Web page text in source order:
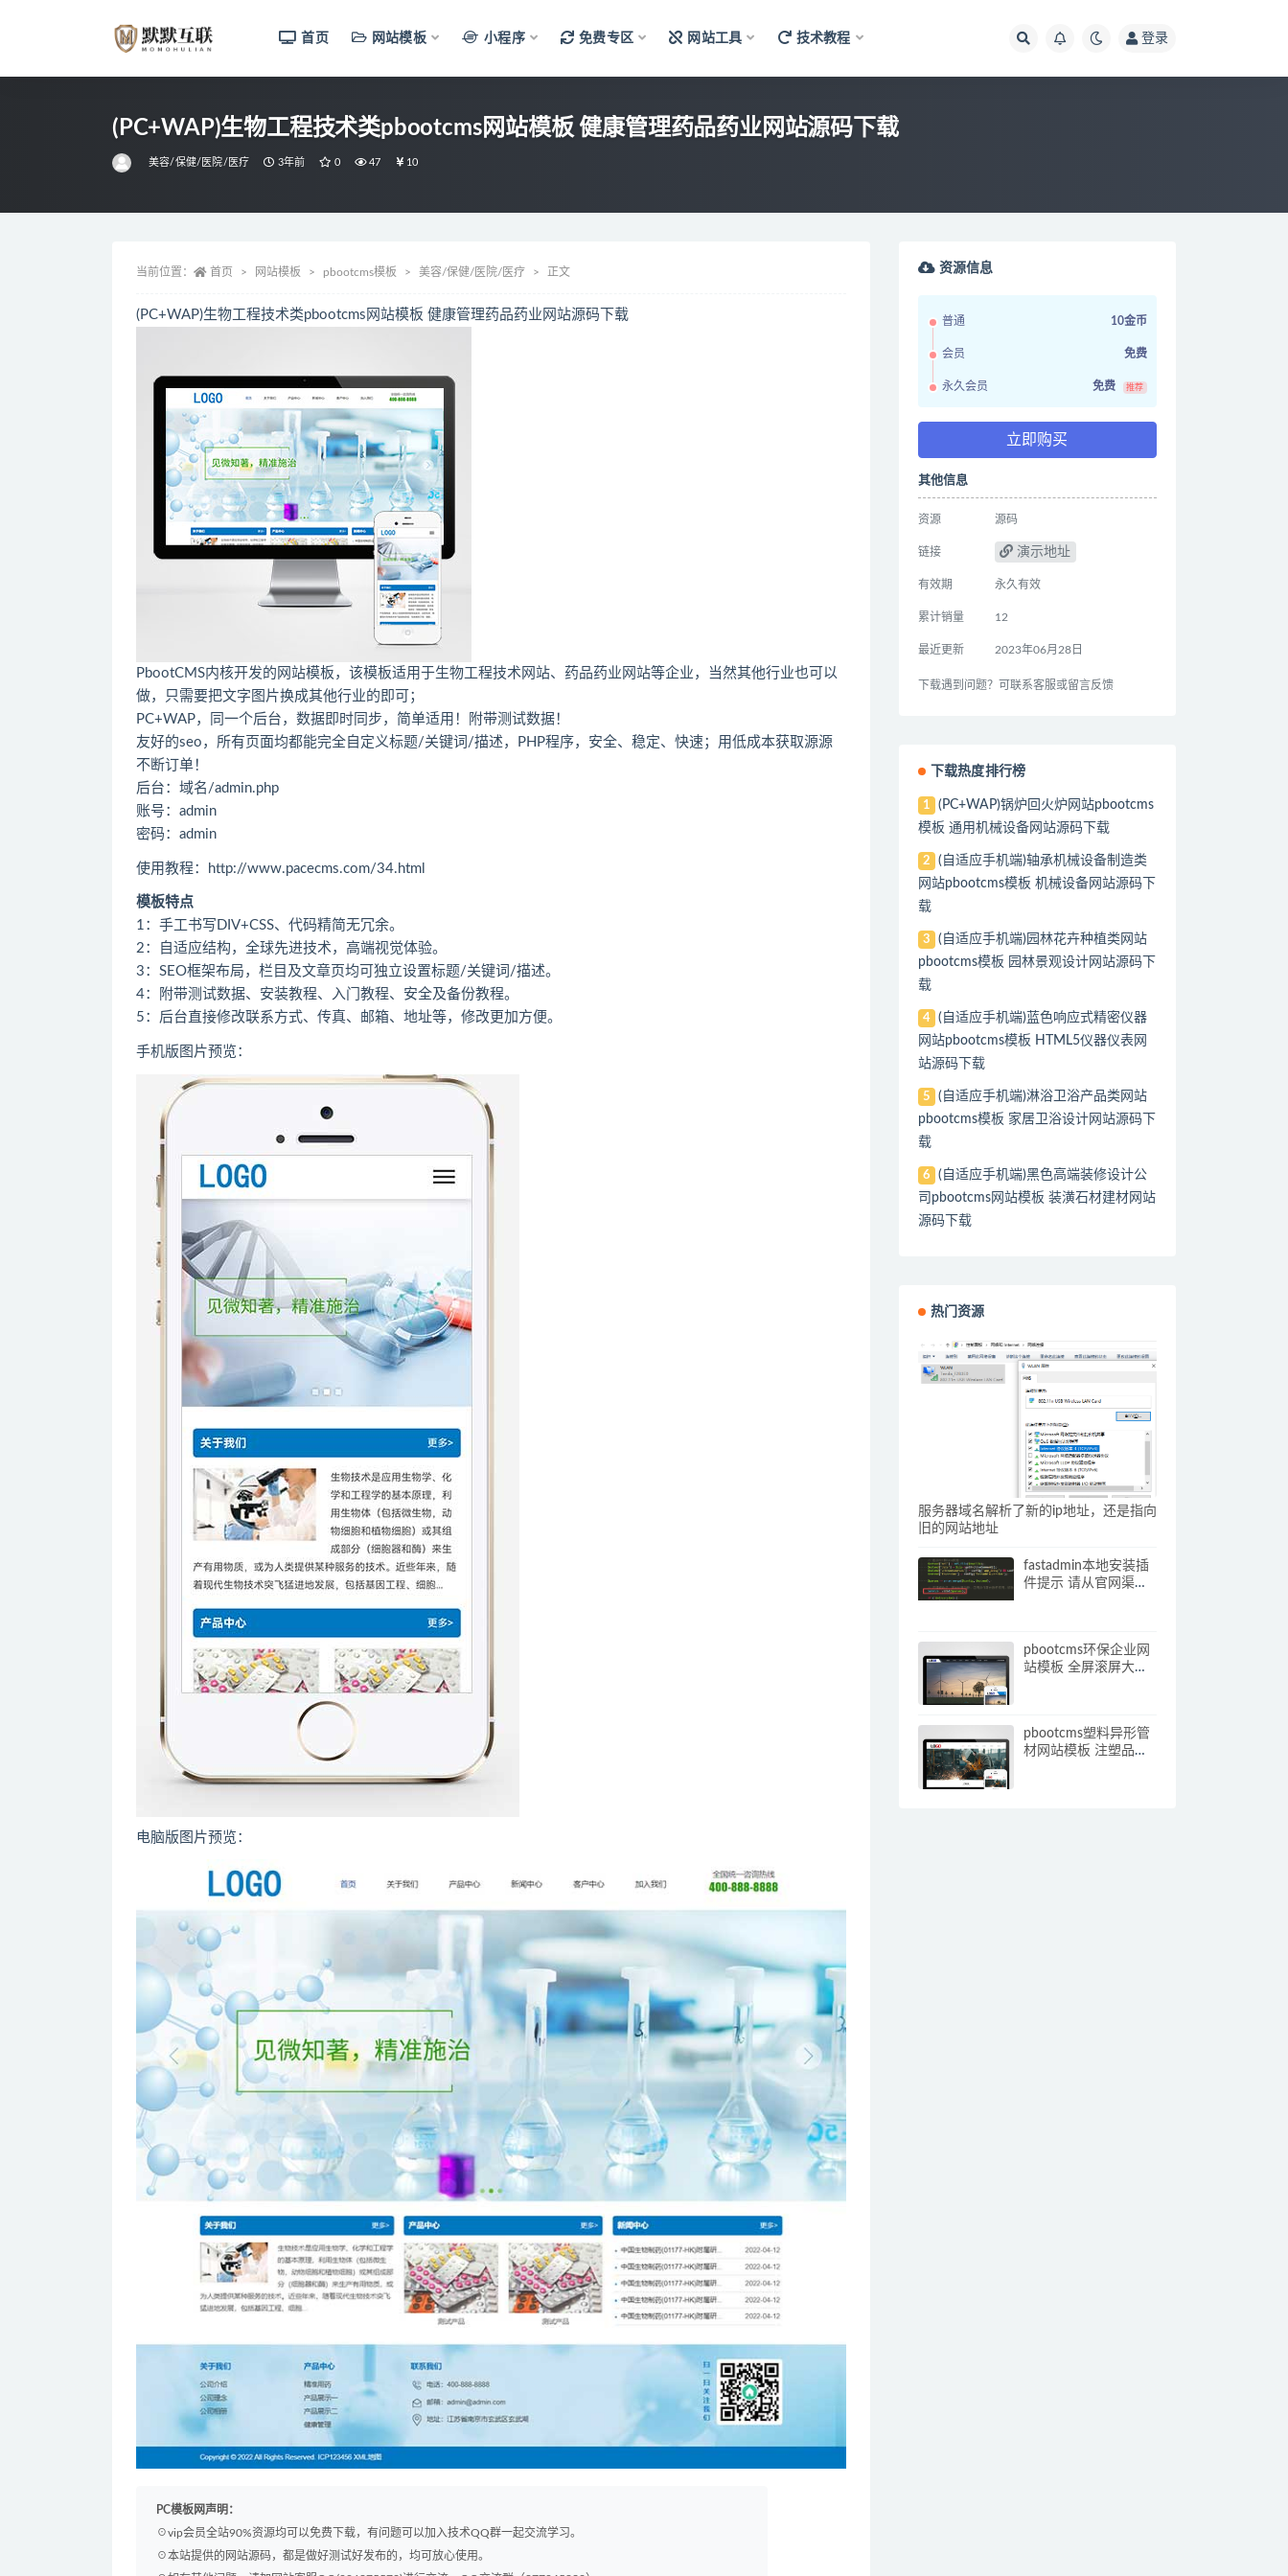
首页 网站模板 小程序 免费专区 网站工具 技术教程 登录
(PC+WAP)生物工程技术类pbootcms网站模板 健康管理药品药业网站源码下载
美容/保健/医院/医疗 3年前 0 47 10
当前位置： 首页 网站模板 pbootcms模板 美容/保健/医院/医疗 正文
(PC+WAP)生物工程技术类pbootcms网站模板 健康管理药品药业网站源码下载
PbootCMS内核开发的网站模板，该模板适用于生物工程技术网站、药品药业网站等企业，当然其他行业也可以
做，只需要把文字图片换成其他行业的即可；
PC+WAP，同一个后台，数据即时同步，简单适用！附带测试数据！
友好的seo，所有页面均都能完全自定义标题/关键词/描述，PHP程序，安全、稳定、快速；用低成本获取源源
不断订单！
后台：域名/admin.php
账号：admin
密码：admin
使用教程：http://www.pacecms.com/34.html
模板特点
1：手工书写DIV+CSS、代码精简无冗余。
2：自适应结构，全球先进技术，高端视觉体验。
3：SEO框架布局，栏目及文章页均可独立设置标题/关键词/描述。
4：附带测试数据、安装教程、入门教程、安全及备份教程。
5：后台直接修改联系方式、传真、邮箱、地址等，修改更加方便。
手机版图片预览：
电脑版图片预览：
PC模板网声明：
☉vip会员全站90%资源均可以免费下载，有问题可以加入技术QQ群一起交流学习。
☉本站提供的网站源码，都是做好测试好发布的，均可放心使用。
资源信息
普通 10金币
会员 免费
永久会员 免费 推荐
立即购买
其他信息
资源 源码
链接 演示地址
有效期 永久有效
累计销量 12
最近更新 2023年06月28日
下载遇到问题？可联系客服或留言反馈
下载热度排行榜
1
(PC+WAP)锅炉回火炉网站pbootcms
模板 通用机械设备网站源码下载
2
(自适应手机端)轴承机械设备制造类
网站pbootcms模板 机械设备网站源码下
载
3
(自适应手机端)园林花卉种植类网站
pbootcms模板 园林景观设计网站源码下
载
4
(自适应手机端)蓝色响应式精密仪器
网站pbootcms模板 HTML5仪器仪表网
站源码下载
5
(自适应手机端)淋浴卫浴产品类网站
pbootcms模板 家居卫浴设计网站源码下
载
6
(自适应手机端)黑色高端装修设计公
司pbootcms网站模板 装潢石材建材网站
源码下载
热门资源
服务器域名解析了新的ip地址，还是指向
旧的网站地址
fastadmin本地安装插
件提示 请从官网渠道
pbootcms环保企业网
站模板 全屏滚屏大气
pbootcms塑料异形管
材网站模板 注塑品网